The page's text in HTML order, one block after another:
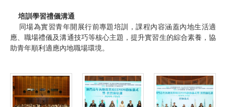
培訓學習禮儀溝通
同場為實習青年開展行前專題培訓，課程內容涵蓋內地生活適
應、職場禮儀及溝通技巧等核心主題，提升實習生的綜合素養，協
助青年順利適應內地職場環境。